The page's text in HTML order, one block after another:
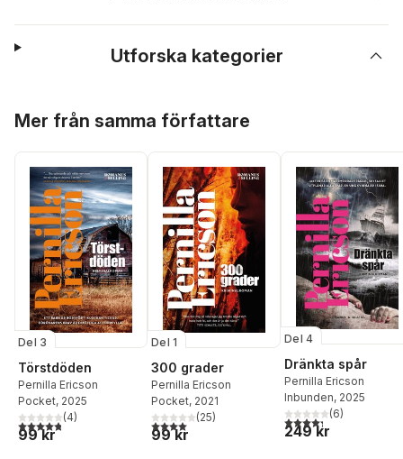
Utforska kategorier
Mer från samma författare
Del 3
Törstdöden
Pernilla Ericson
Pocket, 2025
4,8utav 5 stjärnor. Totalt antal röster:
(4)
99 kr
Del 1
300 grader
Pernilla Ericson
Pocket, 2021
4,0utav 5 stjärnor. Totalt antal röster:
(25)
99 kr
Del 4
Dränkta spår
Pernilla Ericson
Inbunden, 2025
4,3utav 5 stjärnor.
(6)
249 kr